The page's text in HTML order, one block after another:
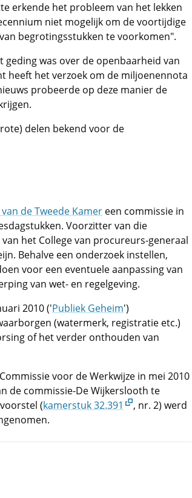
erkende het probleem van het lekken
niet mogelijk om de voortijdige
begrotingsstukken te voorkomen".
was over de openbaarheid van
heeft het verzoek om de miljoenennota
probeerde op deze manier de
delen bekend voor de
de Tweede Kamer een commissie in
Voorzitter van die
het College van procureurs-generaal
Behalve een onderzoek instellen,
voor een eventuele aanpassing van
van wet- en regelgeving.
2010 ('Publiek Geheim')
(watermerk, registratie etc.)
of het verder onthouden van
voor de Werkwijze in mei 2010
de commissie-De Wijkerslooth te
(kamerstuk 32.391
, nr. 2) werd